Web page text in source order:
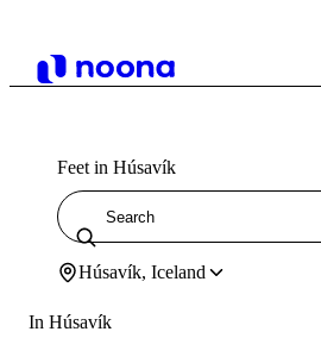
Feet in Húsavík
Húsavík, Iceland
In Húsavík